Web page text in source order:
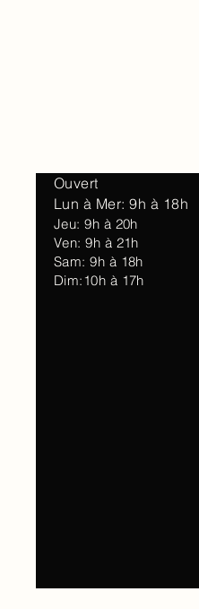
Ouvert
Lun à Mer: 9h à 18h
Jeu: 9h à 20h
Ven: 9h à 21h
Sam: 9h à 18h
Dim:10h à 17h